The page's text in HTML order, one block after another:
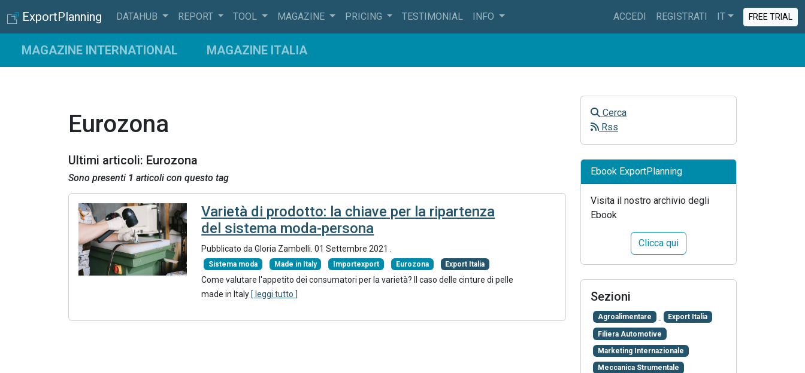
ExportPlanning DATAHUB REPORT TOOL MAGAZINE PRICING TESTIMONIAL INFO ACCEDI REGISTRATI IT FREE TRIAL
MAGAZINE INTERNATIONAL MAGAZINE ITALIA
Eurozona
Ultimi articoli: Eurozona
Sono presenti 1 articoli con questo tag
Varietà di prodotto: la chiave per la ripartenza
del sistema moda-persona
Pubblicato da Gloria Zambelli.01 Settembre 2021
Sistema moda Made in Italy Importexport Eurozona Export Italia
Come valutare l'appetito dei consumatori per la varietà? Il caso delle cinture di pelle
made in Italy [ leggi tutto ]
Cerca
Rss
Ebook ExportPlanning
Visita il nostro archivio degli
Ebook
Clicca qui
Sezioni
Agroalimentare Export Italia
Filiera Automotive
Marketing Internazionale
Meccanica Strumentale